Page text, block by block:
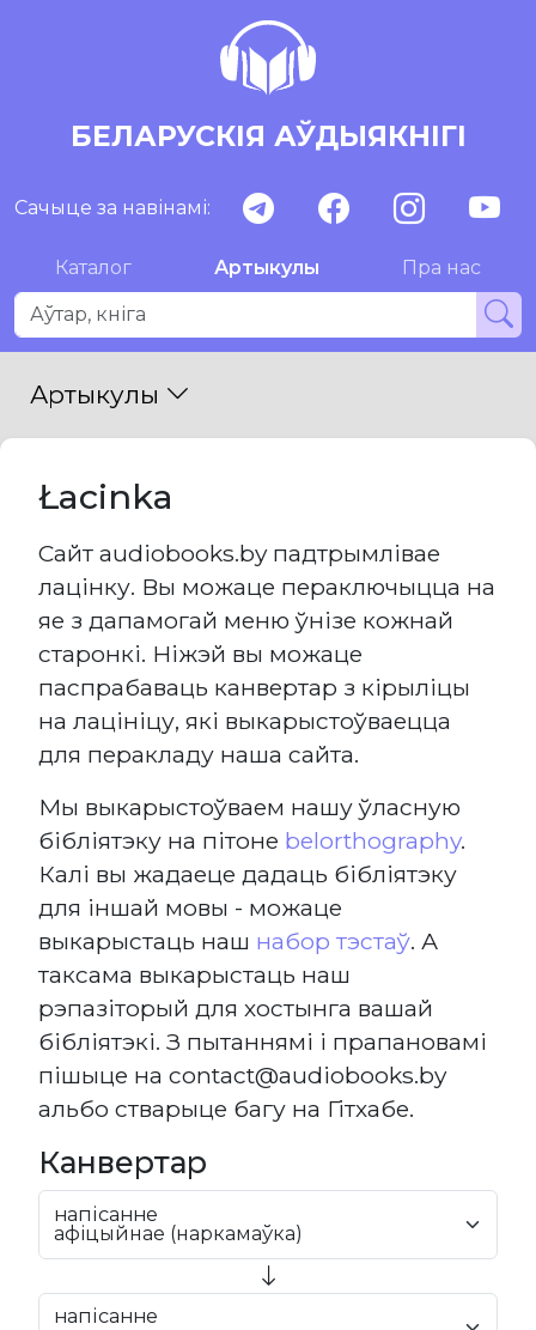
БЕЛАРУСКІЯ АЎДЫЯКНІГІ
Сачыце за навінамі:
Каталог Артыкулы Пра нас
Артыкулы
Łacinka
Сайт audiobooks.by падтрымлівае
лацінку. Вы можаце пераключыцца на
яе з дапамогай меню ўнізе кожнай
старонкі. Ніжэй вы можаце
паспрабаваць канвертар з кірыліцы
на лацініцу, які выкарыстоўваецца
для перакладу наша сайта.
Мы выкарыстоўваем нашу ўласную
бібліятэку на пітоне belorthography.
Калі вы жадаеце дадаць бібліятэку
для іншай мовы - можаце
выкарыстаць наш набор тэстаў. А
таксама выкарыстаць наш
рэпазіторый для хостынга вашай
бібліятэкі. З пытаннямі і прапановамі
пішыце на contact@audiobooks.by
альбо стварыце багу на Гітхабе.
Канвертар
напісанне
напісанне